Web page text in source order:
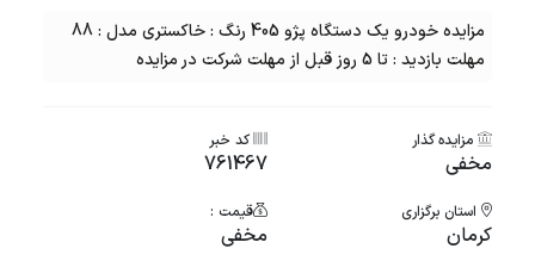
مزایده خودرو یک دستگاه پژو 405 رنگ : خاکستری مدل : 88
مهلت بازدید : تا 5 روز قبل از مهلت شرکت در مزایده
مزایده گذار
مخفی
کد خبر
761467
استان برگزاری
کرمان
قیمت :
مخفی